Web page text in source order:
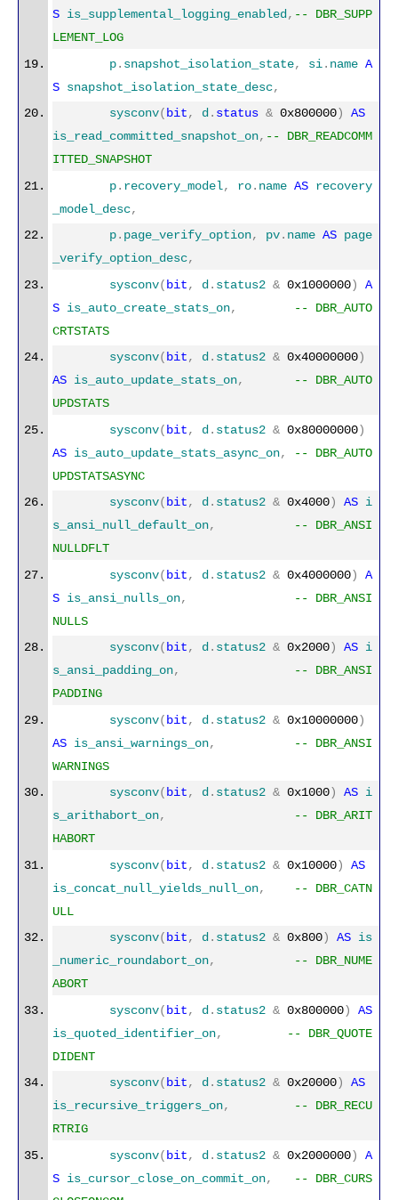
S is_supplemental_logging_enabled , -- DBR_SUPP
LEMENT_LOG
p. snapshot_isolation_state, si. name A
S snapshot_isolation_state_desc,
sysconv( bit, d . status & 0x800000)
AS
is_read_committed_snapshot_on, -- DBR_READCOMM
ITTED_SNAPSHOT
p. recovery_model, ro. name AS recovery
_model_desc,
p. page_verify_option, pv. name AS page
_verify_option_desc,
sysconv(bit, d. status2 & 0x1000000)
A
S is_auto_create_stats_on,
-- DBR_AUTO
CRTSTATS
sysconv( bit, d . status2 & 0x40000000)
AS is_auto_update_stats_on,
-- DBR_AUTO
UPDSTATS
sysconv(bit, d. status2 & 0x80000000)
AS is_auto_update_stats_async_on,
-- DBR_AUTO
UPDSTATSASYNC
sysconv( bit, d . status2 & 0x4000) AS i
s_ansi_null_default_on,
-- DBR_ANSI
NULLDFLT
sysconv(bit, d. status2 & 0x4000000)
A
S is_ansi_nulls_on,
-- DBR_ANSI
NULLS
sysconv( bit, d . status2 & 0x2000) AS i
s_ansi_padding_on,
-- DBR_ANSI
PADDING
sysconv(bit, d. status2 & 0x10000000)
AS is_ansi_warnings_on,
-- DBR_ANSI
WARNINGS
sysconv( bit, d . status2 & 0x1000) AS i
s_arithabort_on,
-- DBR_ARIT
HABORT
sysconv(bit, d. status2 & 0x10000)
AS
is_concat_null_yields_null_on,
-- DBR_CATN
ULL
sysconv( bit, d . status2 & 0x800) AS is
_numeric_roundabort_on,
-- DBR_NUME
ABORT
sysconv(bit, d. status2 & 0x800000)
AS
is_quoted_identifier_on,
-- DBR_QUOTE
DIDENT
sysconv( bit, d . status2 & 0x20000)
AS
is_recursive_triggers_on,
-- DBR_RECU
RTRIG
sysconv(bit, d. status2 & 0x2000000)
A
S is_cursor_close_on_commit_on,
-- DBR_CURS